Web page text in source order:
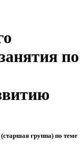
по
группа) по теме